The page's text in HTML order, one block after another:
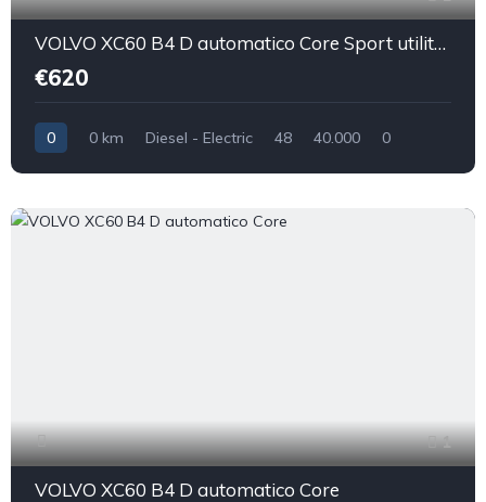
VOLVO XC60 B4 D automatico Core Sport utility vehicle 5-door (Euro 6D)
€620
0 0 km Diesel - Electric 48 40.000 0
1
VOLVO XC60 B4 D automatico Core